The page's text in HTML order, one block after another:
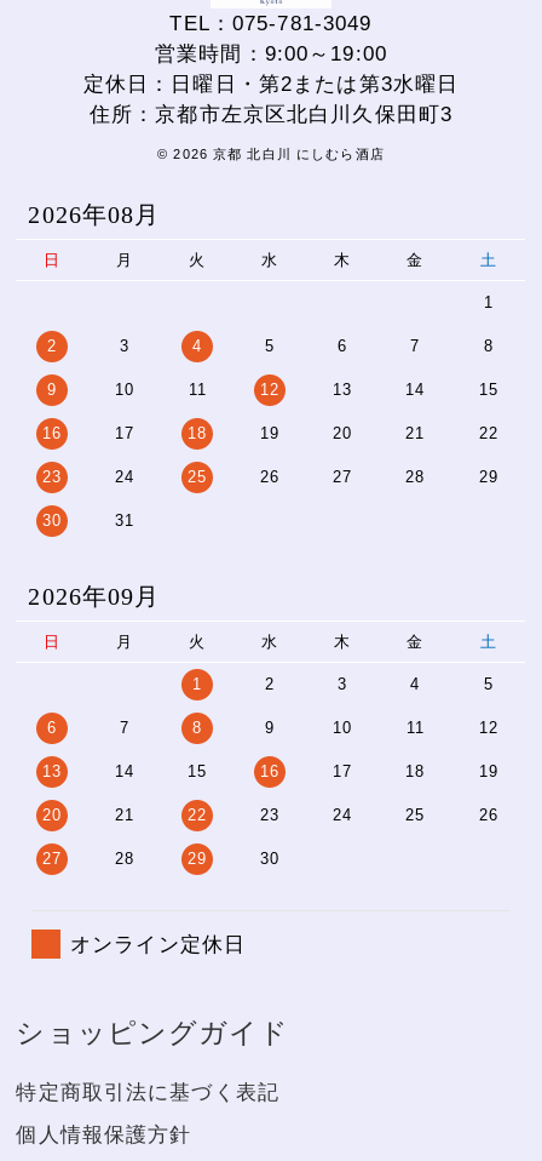
TEL：075-781-3049
営業時間：9:00～19:00
定休日：日曜日・第2または第3水曜日
住所：京都市左京区北白川久保田町3
© 2026 京都 北白川 にしむら酒店
2026年08月
日 月 火 水 木 金 土
1
2 3 4 5 6 7 8
9 10 11 12 13 14 15
16 17 18 19 20 21 22
23 24 25 26 27 28 29
30 31
2026年09月
日 月 火 水 木 金 土
1 2 3 4 5
6 7 8 9 10 11 12
13 14 15 16 17 18 19
20 21 22 23 24 25 26
27 28 29 30
オンライン定休日
ショッピングガイド
特定商取引法に基づく表記
個人情報保護方針